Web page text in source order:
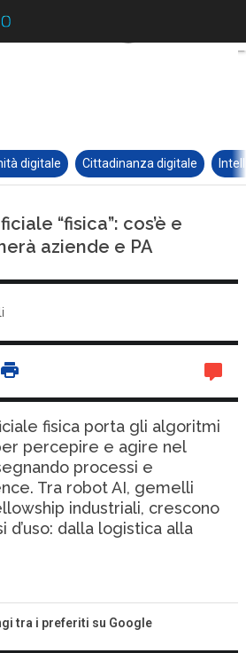
digitale Cittadinanza digitale
“fisica”: cos’è e
aziende e PA
fisica porta gli algoritmi
percepire e agire nel
processi e
Tra robot AI, gemelli
industriali, crescono
d’uso: dalla logistica alla
tra i preferiti su Google